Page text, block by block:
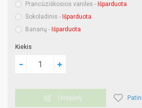
Prancūziškosios vanilės - Išparduota
Šokoladinis - Išparduota
Bananų - Išparduota
Kiekis
Į krepšelį